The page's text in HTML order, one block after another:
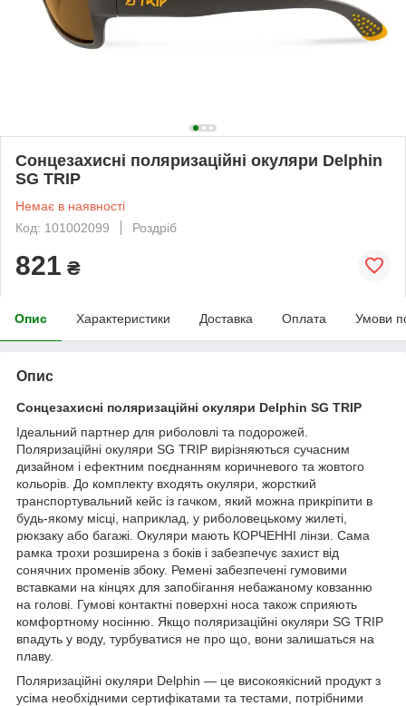
Сонцезахисні поляризаційні окуляри Delphin
SG TRIP
Немає в наявності
Код: 101002099
Роздріб
821 ₴
Опис Характеристики Доставка Оплата Умови
Опис
Сонцезахисні поляризаційні окуляри Delphin SG TRIP
Ідеальний партнер для риболовлі та подорожей.
Поляризаційні окуляри SG TRIP вирізняються сучасним
дизайном і ефектним поєднанням коричневого та жовтого
кольорів. До комплекту входять окуляри, жорсткий
транспортувальний кейс із гачком, який можна прикріпити в
будь-якому місці, наприклад, у риболовецькому жилеті,
рюкзаку або багажі. Окуляри мають КОРЧЕННІ лінзи. Сама
рамка трохи розширена з боків і забезпечує захист від
сонячних променів збоку. Ремені забезпечені гумовими
вставками на кінцях для запобігання небажаному ковзанню
на голові. Гумові контактні поверхні носа також сприяють
комфортному носінню. Якщо поляризаційні окуляри SG TRIP
впадуть у воду, турбуватися не про що, вони залишаться на
плаву.
Поляризаційні окуляри Delphin — це високоякісний продукт з
усіма необхідними сертифікатами та тестами, потрібними